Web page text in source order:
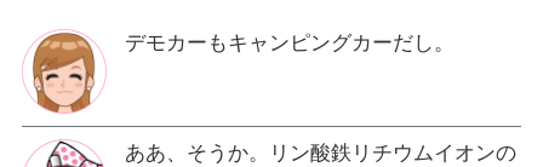
デモカーもキャンピングカーだし。
ああ、そうか。リン酸鉄リチウムイオンの